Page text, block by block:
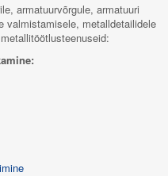
armatuurvõrgule, armatuuri
valmistamisele, metalldetailidele